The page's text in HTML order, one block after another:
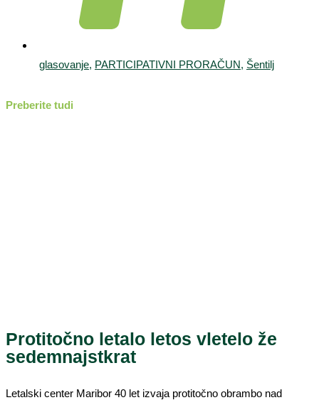
glasovanje, PARTICIPATIVNI PRORAČUN, Šentilj
Preberite tudi
Protitočno letalo letos vletelo že
sedemnajstkrat
Letalski center Maribor 40 let izvaja protitočno obrambo nad